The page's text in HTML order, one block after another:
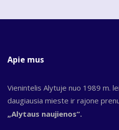
Apie mus
Vienintelis Alytuje nuo 1989 m.
daugiausia mieste ir rajone
„Alytaus naujienos“.